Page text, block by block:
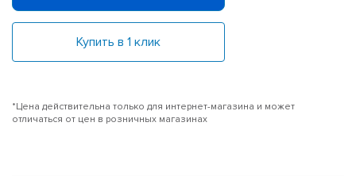
Купить в 1 клик
*Цена действительна только для интернет-магазина и может
отличаться от цен в розничных магазинах